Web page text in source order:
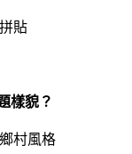
貼
樣貌？
村風格